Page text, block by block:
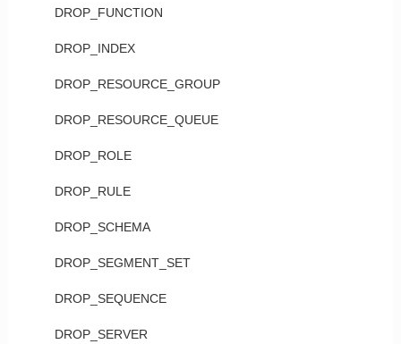
DROP_FUNCTION
DROP_INDEX
DROP_RESOURCE_GROUP
DROP_RESOURCE_QUEUE
DROP_ROLE
DROP_RULE
DROP_SCHEMA
DROP_SEGMENT_SET
DROP_SEQUENCE
DROP_SERVER